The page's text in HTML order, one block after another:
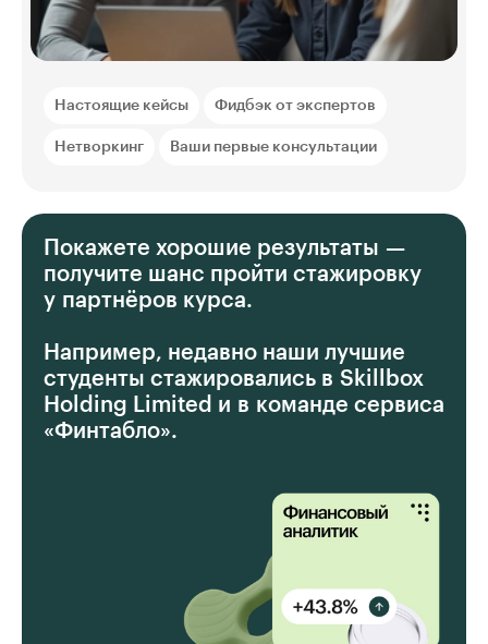
Настоящие кейсы Фидбэк от экспертов
Нетворкинг Ваши первые консультации
Покажете хорошие результаты —
получите шанс пройти стажировку
у партнёров курса.
Например, недавно наши лучшие
студенты стажировались в Skillbox
Holding Limited и в команде сервиса
«Финтабло».